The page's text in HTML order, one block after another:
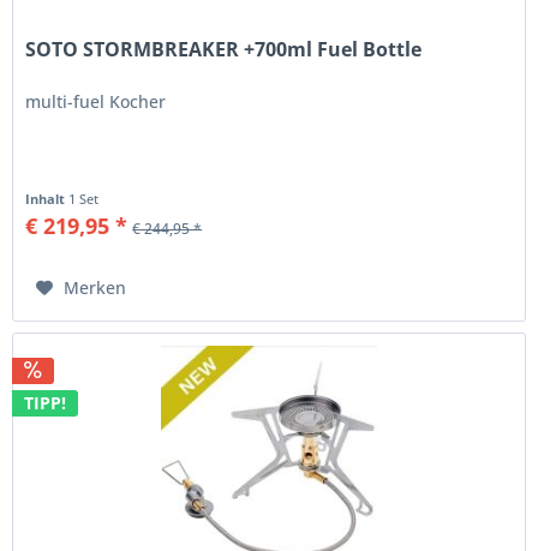
SOTO STORMBREAKER +700ml Fuel Bottle
multi-fuel Kocher
Inhalt 1 Set
€ 219,95 * € 244,95 *
Merken
TIPP!